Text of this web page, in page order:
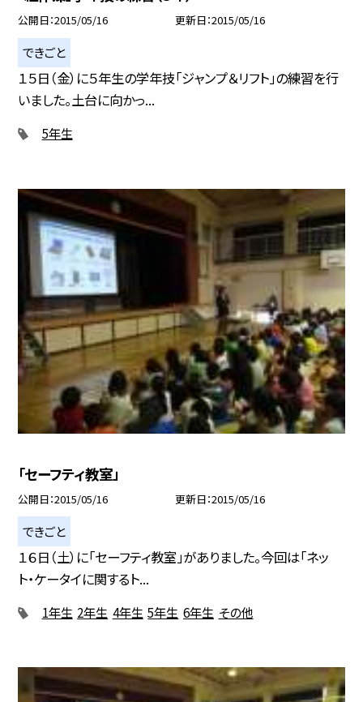
公開日 2015/05/16 更新日 2015/05/16
できごと
１５日（金）に５年生の学年技「ジャンプ＆リフト」の練習を行
いました。土台に向かっ...
5年生
「セーフティ教室」
公開日 2015/05/16 更新日 2015/05/16
できごと
１６日（土）に「セーフティ教室」がありました。今回は「ネッ
ト・ケータイに関するト...
1年生 2年生 4年生 5年生 6年生 その他